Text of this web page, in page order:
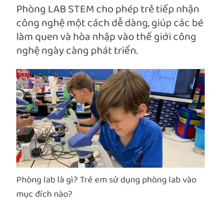
Phòng LAB STEM cho phép trẻ tiếp nhận
công nghệ một cách dễ dàng, giúp các bé
làm quen và hòa nhập vào thế giới công
nghệ ngày càng phát triển.
Phòng lab là gì? Trẻ em sử dụng phòng lab vào
mục đích nào?